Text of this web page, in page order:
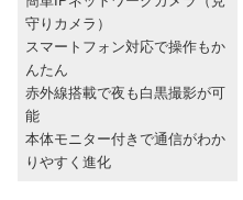
守りカメラ）
スマートフォン対応で操作もか
んたん
赤外線搭載で夜も白黒撮影が可
能
本体モニター付きで通信がわか
りやすく進化